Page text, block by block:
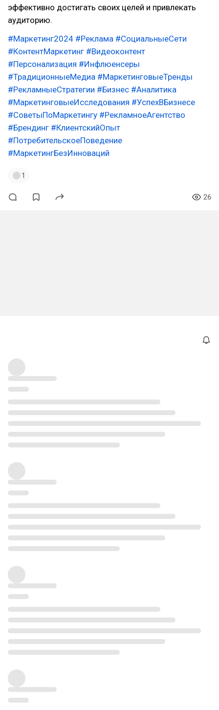
эффективно достигать своих целей и привлекать
аудиторию.
#Маркетинг2024 #Реклама #СоциальныеСети
#КонтентМаркетинг #Видеоконтент
#Персонализация #Инфлюенсеры
#ТрадиционныеМедиа #МаркетинговыеТренды
#РекламныеСтратегии #Бизнес #Аналитика
#МаркетинговыеИсследования #УспехВБизнесе
#СоветыПоМаркетингу #РекламноеАгентство
#Брендинг #КлиентскийОпыт
#ПотребительскоеПоведение
#МаркетингБезИнноваций
1
26